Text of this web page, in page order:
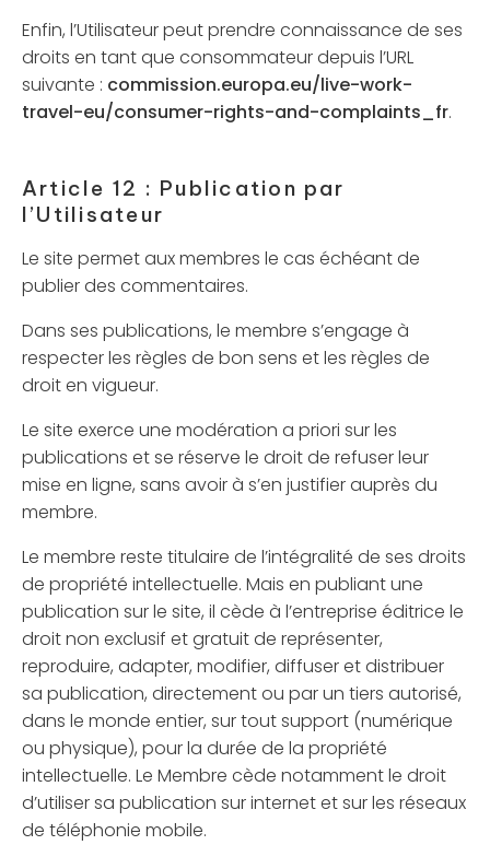
Enfin, l’Utilisateur peut prendre connaissance de ses
droits en tant que consommateur depuis l’URL
suivante : commission.europa.eu/live-work-
travel-eu/consumer-rights-and-complaints_fr.
Article 12 : Publication par
l’Utilisateur
Le site permet aux membres le cas échéant de
publier des commentaires.
Dans ses publications, le membre s’engage à
respecter les règles de bon sens et les règles de
droit en vigueur.
Le site exerce une modération a priori sur les
publications et se réserve le droit de refuser leur
mise en ligne, sans avoir à s’en justifier auprès du
membre.
Le membre reste titulaire de l’intégralité de ses droits
de propriété intellectuelle. Mais en publiant une
publication sur le site, il cède à l’entreprise éditrice le
droit non exclusif et gratuit de représenter,
reproduire, adapter, modifier, diffuser et distribuer
sa publication, directement ou par un tiers autorisé,
dans le monde entier, sur tout support (numérique
ou physique), pour la durée de la propriété
intellectuelle. Le Membre cède notamment le droit
d’utiliser sa publication sur internet et sur les réseaux
de téléphonie mobile.